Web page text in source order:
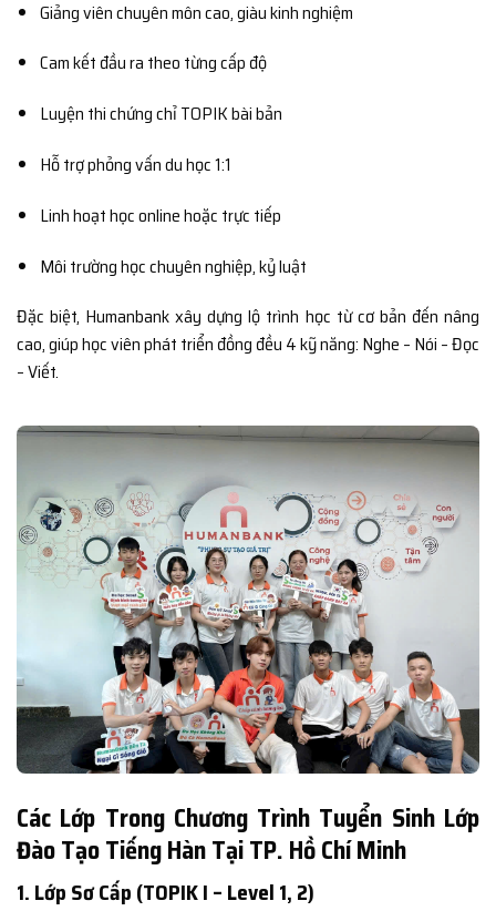
Giảng viên chuyên môn cao, giàu kinh nghiệm
Cam kết đầu ra theo từng cấp độ
Luyện thi chứng chỉ TOPIK bài bản
Hỗ trợ phỏng vấn du học 1:1
Linh hoạt học online hoặc trực tiếp
Môi trường học chuyên nghiệp, kỷ luật
Đặc biệt, Humanbank xây dựng lộ trình học từ cơ bản đến nâng
cao, giúp học viên phát triển đồng đều 4 kỹ năng: Nghe – Nói – Đọc
– Viết.
Các Lớp Trong Chương Trình Tuyển Sinh Lớp
Đào Tạo Tiếng Hàn Tại TP. Hồ Chí Minh
1. Lớp Sơ Cấp (TOPIK I – Level 1, 2)